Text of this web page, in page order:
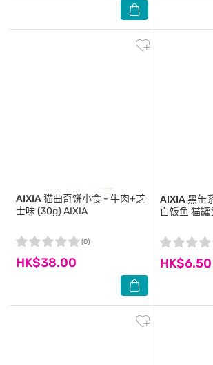
AIXIA猫曲奇饼小食 - 牛肉+芝
士味 (30g) AIXIA
HK$38.00
(0)
AIXIA黑缶
白饭鱼 猫
HK$6.50